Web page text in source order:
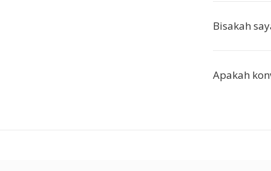
Bisakah
Apakah